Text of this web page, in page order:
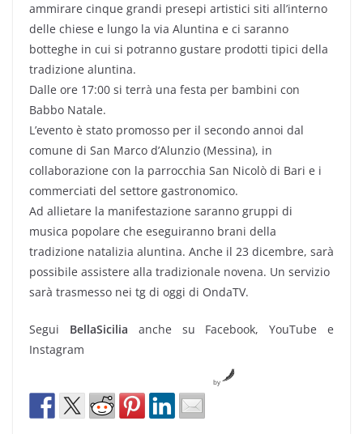
ammirare cinque grandi presepi artistici siti all’interno
delle chiese e lungo la via Aluntina e ci saranno
botteghe in cui si potranno gustare prodotti tipici della
tradizione aluntina.
Dalle ore 17:00 si terrà una festa per bambini con
Babbo Natale.
L’evento è stato promosso per il secondo annoi dal
comune di San Marco d’Alunzio (Messina), in
collaborazione con la parrocchia San Nicolò di Bari e i
commerciati del settore gastronomico.
Ad allietare la manifestazione saranno gruppi di
musica popolare che eseguiranno brani della
tradizione natalizia aluntina. Anche il 23 dicembre, sarà
possibile assistere alla tradizionale novena. Un servizio
sarà trasmesso nei tg di oggi di OndaTV.
Segui BellaSicilia anche su Facebook, YouTube e
Instagram
by